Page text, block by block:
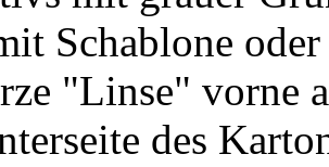
Schablone
"Linse" vorne
des